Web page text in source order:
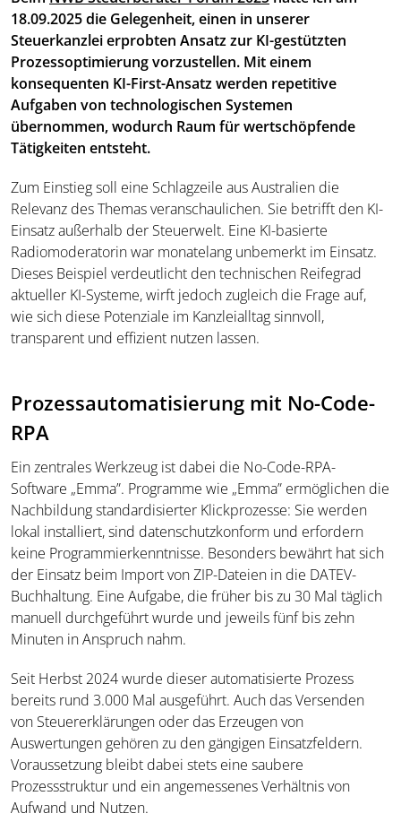
18.09.2025 die Gelegenheit, einen in unserer
Steuerkanzlei erprobten Ansatz zur KI-gestützten
Prozessoptimierung vorzustellen. Mit einem
konsequenten KI-First-Ansatz werden repetitive
Aufgaben von technologischen Systemen
übernommen, wodurch Raum für wertschöpfende
Tätigkeiten entsteht.
Zum Einstieg soll eine Schlagzeile aus Australien die
Relevanz des Themas veranschaulichen. Sie betrifft den KI-
Einsatz außerhalb der Steuerwelt. Eine KI-basierte
Radiomoderatorin war monatelang unbemerkt im Einsatz.
Dieses Beispiel verdeutlicht den technischen Reifegrad
aktueller KI-Systeme, wirft jedoch zugleich die Frage auf,
wie sich diese Potenziale im Kanzleialltag sinnvoll,
transparent und effizient nutzen lassen.
Prozessautomatisierung mit No-Code-
RPA
Ein zentrales Werkzeug ist dabei die No-Code-RPA-
Software „Emma”. Programme wie „Emma” ermöglichen die
Nachbildung standardisierter Klickprozesse: Sie werden
lokal installiert, sind datenschutzkonform und erfordern
keine Programmierkenntnisse. Besonders bewährt hat sich
der Einsatz beim Import von ZIP-Dateien in die DATEV-
Buchhaltung. Eine Aufgabe, die früher bis zu 30 Mal täglich
manuell durchgeführt wurde und jeweils fünf bis zehn
Minuten in Anspruch nahm.
Seit Herbst 2024 wurde dieser automatisierte Prozess
bereits rund 3.000 Mal ausgeführt. Auch das Versenden
von Steuererklärungen oder das Erzeugen von
Auswertungen gehören zu den gängigen Einsatzfeldern.
Voraussetzung bleibt dabei stets eine saubere
Prozessstruktur und ein angemessenes Verhältnis von
Aufwand und Nutzen.